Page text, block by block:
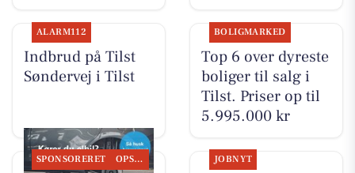
ALARM112
Indbrud på Tilst
Søndervej i Tilst
BOLIGMARKED
Top 6 over dyreste
boliger til salg i
Tilst. Priser op til
5.995.000 kr
SPONSORERET OPSLAGSTAVLEN JOBNYT